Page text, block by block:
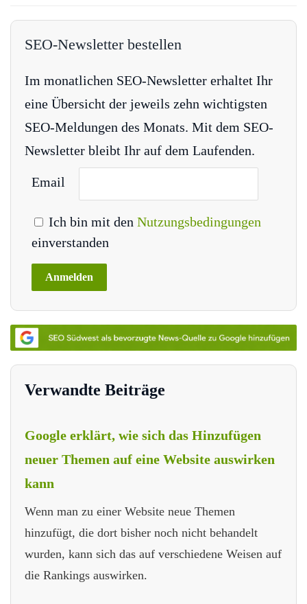
SEO-Newsletter bestellen
Im monatlichen SEO-Newsletter erhaltet Ihr
eine Übersicht der jeweils zehn wichtigsten
SEO-Meldungen des Monats. Mit dem SEO-
Newsletter bleibt Ihr auf dem Laufenden.
Email
Ich bin mit den Nutzungsbedingungen
einverstanden
Verwandte Beiträge
Google erklärt, wie sich das Hinzufügen
neuer Themen auf eine Website auswirken
kann
Wenn man zu einer Website neue Themen
hinzufügt, die dort bisher noch nicht behandelt
wurden, kann sich das auf verschiedene Weisen auf
die Rankings auswirken.